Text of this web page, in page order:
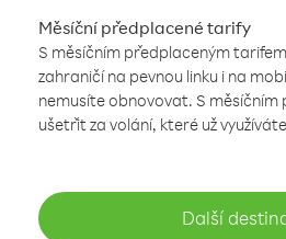
Měsíční předplacené tarify
S měsíčním předplaceným
zahraničí na pevnou linku i na
nemusíte obnovovat. S
ušetřit za volání, které už využíváte
Další